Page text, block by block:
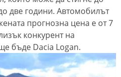
две години. Автомобилът
прогнозна цена е от 7
конкурент на
бъде Dacia Logan.